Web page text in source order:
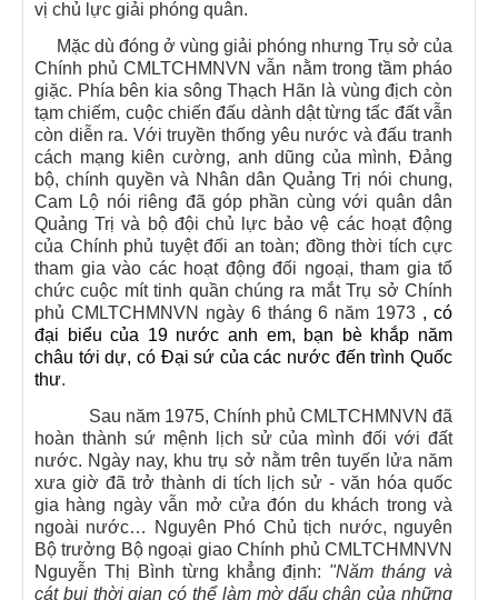
vị chủ lực giải phóng quân.
Mặc dù đóng ở vùng giải phóng nhưng Trụ sở của
Chính phủ CMLTCHMNVN vẫn nằm trong tầm pháo
giặc. Phía bên kia sông Thạch Hãn là vùng địch còn
tạm chiếm, cuộc chiến đấu dành dật từng tấc đất vẫn
còn diễn ra. Với truyền thống yêu nước và đấu tranh
cách mạng kiên cường, anh dũng của mình, Đảng
bộ, chính quyền và Nhân dân Quảng Trị nói chung,
Cam Lộ nói riêng đã góp phần cùng với quân dân
Quảng Trị và bộ đội chủ lực bảo vệ các hoạt động
của Chính phủ tuyệt đối an toàn; đồng thời tích cực
tham gia vào các hoạt động đối ngoại, tham gia tổ
chức cuộc mít tinh quần chúng ra mắt Trụ sở Chính
phủ CMLTCHMNVN ngày 6 tháng 6 năm 1973 , có
đại biểu của 19 nước anh em, bạn bè khắp năm
châu tới dự, có Đại sứ của các nước đến trình Quốc
thư.
Sau năm 1975, Chính phủ CMLTCHMNVN đã
hoàn thành sứ mệnh lịch sử của mình đối với đất
nước. Ngày nay, khu trụ sở nằm trên tuyến lửa năm
xưa giờ đã trở thành di tích lịch sử - văn hóa quốc
gia hàng ngày vẫn mở cửa đón du khách trong và
ngoài nước… Nguyên Phó Chủ tịch nước, nguyên
Bộ trưởng Bộ ngoại giao Chính phủ CMLTCHMNVN
Nguyễn Thị Bình từng khẳng định: "Năm tháng và
cát bụi thời gian có thể làm mờ dấu chân của những